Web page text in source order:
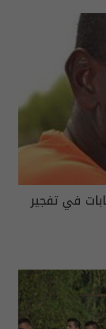
في تفجير